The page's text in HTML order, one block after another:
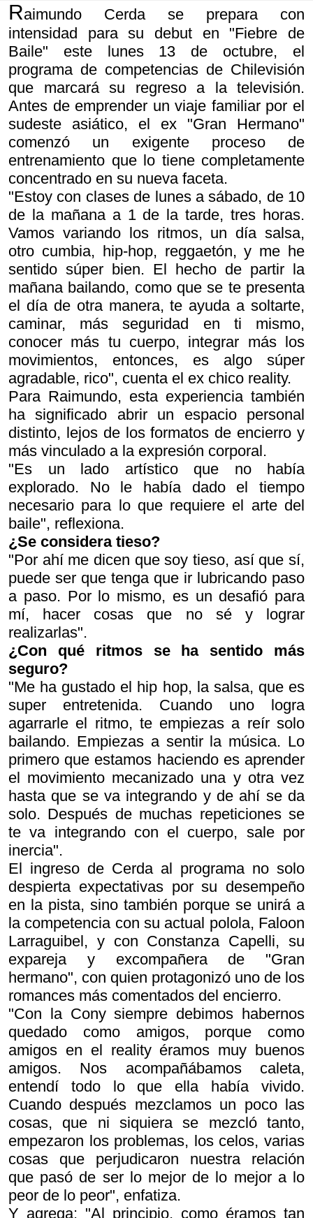
Raimundo Cerda se prepara con
intensidad para su debut en "Fiebre de
Baile" este lunes 13 de octubre, el
programa de competencias de Chilevisión
que marcará su regreso a la televisión.
Antes de emprender un viaje familiar por el
sudeste asiático, el ex "Gran Hermano"
comenzó un exigente proceso de
entrenamiento que lo tiene completamente
concentrado en su nueva faceta.
"Estoy con clases de lunes a sábado, de 10
de la mañana a 1 de la tarde, tres horas.
Vamos variando los ritmos, un día salsa,
otro cumbia, hip-hop, reggaetón, y me he
sentido súper bien. El hecho de partir la
mañana bailando, como que se te presenta
el día de otra manera, te ayuda a soltarte,
caminar, más seguridad en ti mismo,
conocer más tu cuerpo, integrar más los
movimientos, entonces, es algo súper
agradable, rico", cuenta el ex chico reality.
Para Raimundo, esta experiencia también
ha significado abrir un espacio personal
distinto, lejos de los formatos de encierro y
más vinculado a la expresión corporal.
"Es un lado artístico que no había
explorado. No le había dado el tiempo
necesario para lo que requiere el arte del
baile", reflexiona.
¿Se considera tieso?
"Por ahí me dicen que soy tieso, así que sí,
puede ser que tenga que ir lubricando paso
a paso. Por lo mismo, es un desafió para
mí, hacer cosas que no sé y lograr
realizarlas".
¿Con qué ritmos se ha sentido más
seguro?
"Me ha gustado el hip hop, la salsa, que es
super entretenida. Cuando uno logra
agarrarle el ritmo, te empiezas a reír solo
bailando. Empiezas a sentir la música. Lo
primero que estamos haciendo es aprender
el movimiento mecanizado una y otra vez
hasta que se va integrando y de ahí se da
solo. Después de muchas repeticiones se
te va integrando con el cuerpo, sale por
inercia".
El ingreso de Cerda al programa no solo
despierta expectativas por su desempeño
en la pista, sino también porque se unirá a
la competencia con su actual polola, Faloon
Larraguibel, y con Constanza Capelli, su
expareja y excompañera de "Gran
hermano", con quien protagonizó uno de los
romances más comentados del encierro.
"Con la Cony siempre debimos habernos
quedado como amigos, porque como
amigos en el reality éramos muy buenos
amigos. Nos acompañábamos caleta,
entendí todo lo que ella había vivido.
Cuando después mezclamos un poco las
cosas, que ni siquiera se mezcló tanto,
empezaron los problemas, los celos, varias
cosas que perjudicaron nuestra relación
que pasó de ser lo mejor de lo mejor a lo
peor de lo peor", enfatiza.
Y agrega: "Al principio, como éramos tan